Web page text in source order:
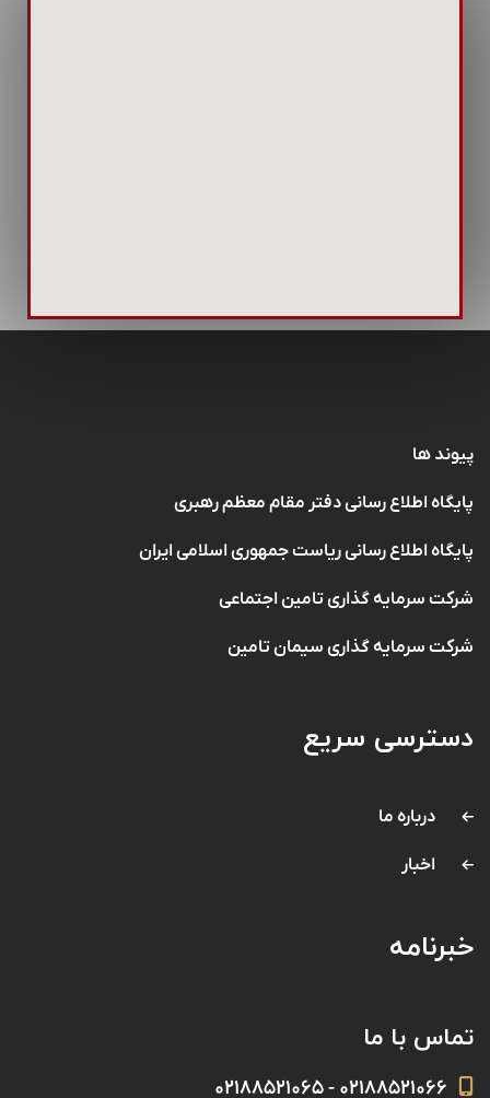
پیوند ها
پایگاه اطلاع رسانی دفتر مقام معظم رهبری
پایگاه اطلاع رسانی ریاست جمهوری اسلامی ایران
شرکت سرمایه گذاری تامین اجتماعی
شرکت سرمایه گذاری سیمان تامین
دسترسی سریع
درباره ما
اخبار
خبرنامه
تماس با ما
۰۲۱۸۸۵۲۱۰۶۶ - ۰۲۱۸۸۵۲۱۰۶۵